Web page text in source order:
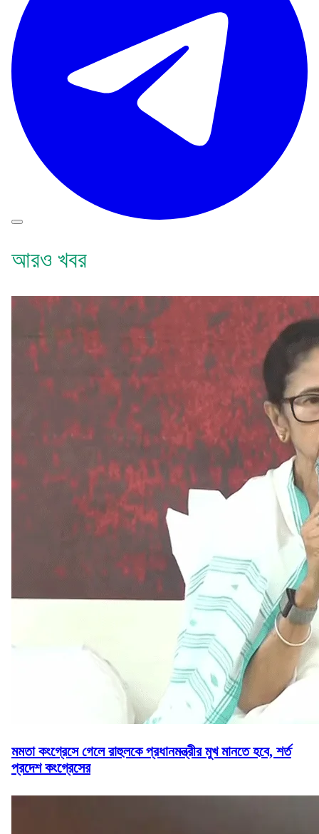
আরও খবর
মমতা কংগ্রেসে গেলে রাহুলকে প্রধানমন্ত্রীর মুখ মানতে হবে, শর্ত
প্রদেশ কংগ্রেসের